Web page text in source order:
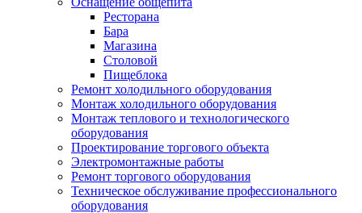
Ресторана
Бара
Магазина
Столовой
Пищеблока
Ремонт холодильного оборудования
Монтаж холодильного оборудования
Монтаж теплового и технологического
оборудования
Проектирование торгового объекта
Электромонтажные работы
Ремонт торгового оборудования
Техническое обслуживание профессионального
оборудования